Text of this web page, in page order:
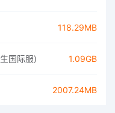
118.29MB
国际服) 1.09GB
2007.24MB